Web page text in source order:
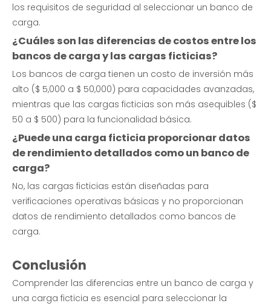
los requisitos de seguridad al seleccionar un banco de
carga.
¿Cuáles son las diferencias de costos entre los
bancos de carga y las cargas ficticias?
Los bancos de carga tienen un costo de inversión más
alto ($ 5,000 a $ 50,000) para capacidades avanzadas,
mientras que las cargas ficticias son más asequibles ($
50 a $ 500) para la funcionalidad básica.
¿Puede una carga ficticia proporcionar datos
de rendimiento detallados como un banco de
carga?
No, las cargas ficticias están diseñadas para
verificaciones operativas básicas y no proporcionan
datos de rendimiento detallados como bancos de
carga.
Conclusión
Comprender las diferencias entre un banco de carga y
una carga ficticia es esencial para seleccionar la